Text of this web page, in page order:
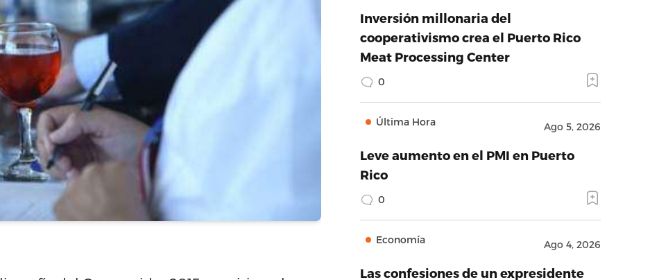
Inversión millonaria del
cooperativismo crea el Puerto Rico
Meat Processing Center
0
Última Hora Ago 5, 2026
Leve aumento en el PMI en Puerto
Rico
0
Economía Ago 4, 2026
Las confesiones de un expresidente